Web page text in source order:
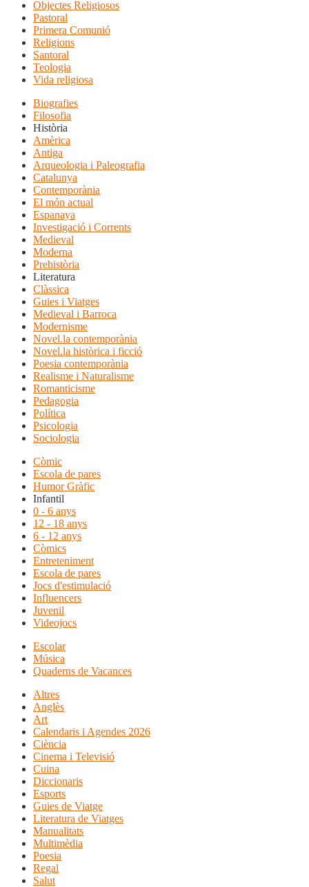
Objectes Religiosos
Pastoral
Primera Comunió
Religions
Santoral
Teologia
Vida religiosa
Biografies
Filosofia
Història
Amèrica
Antiga
Arqueologia i Paleografia
Catalunya
Contemporània
El món actual
Espanaya
Investigació i Corrents
Medieval
Moderna
Prehistòria
Literatura
Clàssica
Guies i Viatges
Medieval i Barroca
Modernisme
Novel.la contemporània
Novel.la històrica i ficció
Poesia contemporània
Realisme i Naturalisme
Romanticisme
Pedagogia
Política
Psicologia
Sociologia
Còmic
Escola de pares
Humor Gràfic
Infantil
0 - 6 anys
12 - 18 anys
6 - 12 anys
Còmics
Entreteniment
Escola de pares
Jocs d'estimulació
Influencers
Juvenil
Videojocs
Escolar
Música
Quaderns de Vacances
Altres
Anglès
Art
Calendaris i Agendes 2026
Ciència
Cinema i Televisió
Cuina
Diccionaris
Esports
Guies de Viatge
Literatura de Viatges
Manualitats
Multimèdia
Poesia
Regal
Salut